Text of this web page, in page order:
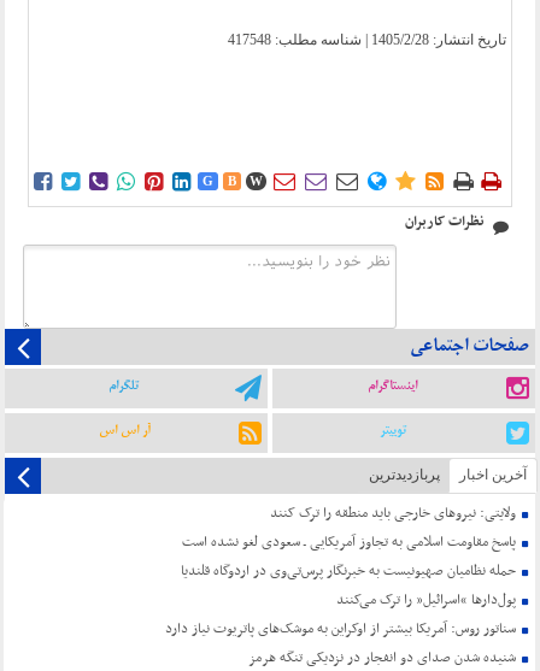
تاریخ انتشار: 1405/2/28 | شناسه مطلب: 417548
      G B W        
نظرات کاربران
صفحات اجتماعی
اینستاگرام تلگرام
توییتر آر اس اس
آخرین اخبار پربازدیدترین
ولایتی: نیروهای خارجی باید منطقه را ترک کنند
پاسخ مقاومت اسلامی به تجاوز آمریکایی ـ سعودی لغو نشده است
حمله نظامیان صهیونیست به خبرنگار پرس‌تی‌وی در اردوگاه قلندیا
پول‌دارها “اسرائیل” را ترک می‌کنند
سناتور روس: آمریکا بیشتر از اوکراین به موشک‌های پاتریوت نیاز دارد
شنیده شدن صدای دو انفجار در نزدیکی تنگه هرمز